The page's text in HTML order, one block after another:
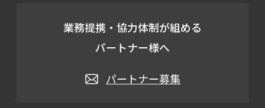
業務提携・協力体制が組める
パートナー様へ
パートナー募集